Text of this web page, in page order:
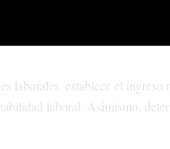
de Deportes; las Secretaría
las 21 comisiones de Fomento
laborales, establece el
laboral. Asimismo,